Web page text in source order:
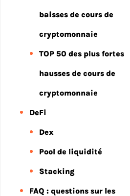
baisses de cours de
cryptomonnaie
TOP 50 des plus fortes
hausses de cours de
cryptomonnaie
DeFi
Dex
Pool de liquidité
Stacking
FAQ : questions sur les